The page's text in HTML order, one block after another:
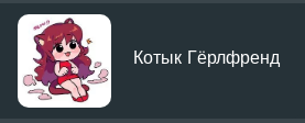
Котык Гёрлфренд